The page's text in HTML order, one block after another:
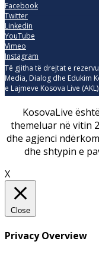
Facebook
Twitter
Linkedin
YouTube
Vimeo
Instagram
Të gjitha të drejtat e
Media, Dialog dhe Edukim
e Lajmeve Kosova Live (AKL).
KosovaLive
themeluar në vitin
dhe agjenci
dhe shtypin e
X
Close
Privacy Overview